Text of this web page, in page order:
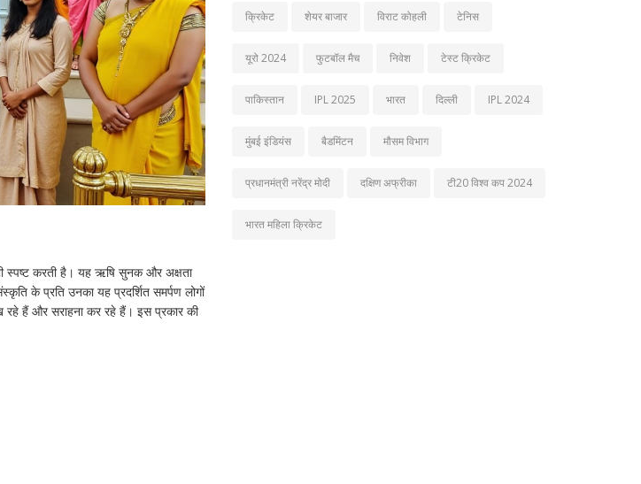
स्पष्ट करती है। यह ऋषि सुनक और अक्षता
के प्रति उनका यह प्रदर्शित समर्पण लोगों
रहे हैं और सराहना कर रहे हैं। इस प्रकार की
क्रिकेट शेयर बाजार विराट कोहली टेनिस
यूरो 2024 फुटबॉल मैच निवेश टेस्ट क्रिकेट
पाकिस्तान IPL 2025 भारत दिल्ली IPL 2024
मुंबई इंडियंस बैडमिंटन मौसम विभाग
प्रधानमंत्री नरेंद्र मोदी दक्षिण अफ्रीका टी20 विश्व कप 2024
भारत महिला क्रिकेट